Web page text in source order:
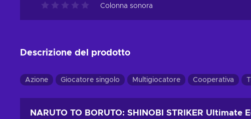
Colonna sonora
Descrizione del prodotto
Azione Giocatore singolo Multigiocatore Cooperativa
NARUTO TO BORUTO: SHINOBI STRIKER Ultimate